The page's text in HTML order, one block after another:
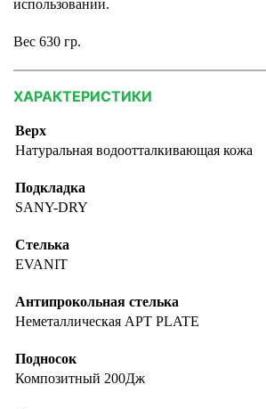
использовании.
Вес 630 гр.
ХАРАКТЕРИСТИКИ
Верх
Натуральная водоотталкивающая кожа
Подкладка
SANY-DRY
Стелька
EVANIT
Антипрокольная стелька
Неметаллическая APT PLATE
Подносок
Композитный 200Дж